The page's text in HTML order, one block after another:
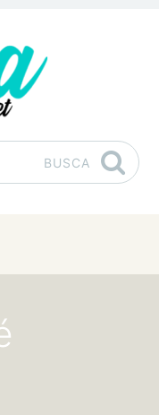
BUSCA